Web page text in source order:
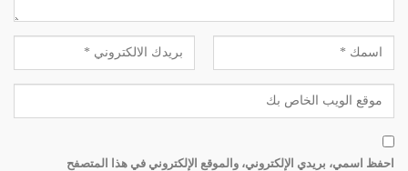
احفظ اسمي، بريدي الإلكتروني، والموقع الإلكتروني في هذا المتصفح